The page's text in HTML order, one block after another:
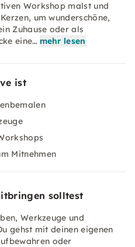
Workshop malst und
um wunderschöne,
Zuhause oder als
eine… mehr lesen
ist
Mitnehmen
solltest
Werkzeuge und
gehst mit deinen eigenen
oder